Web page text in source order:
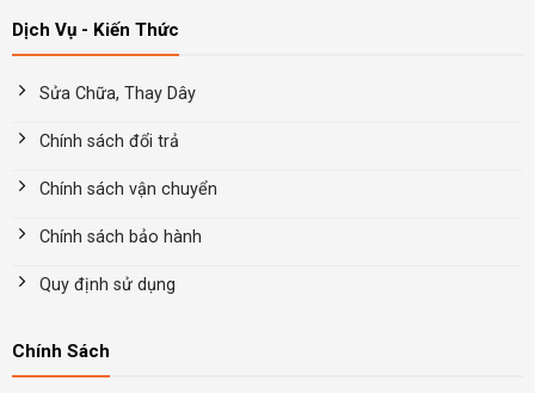
Dịch Vụ - Kiến Thức
Sửa Chữa, Thay Dây
Chính sách đổi trả
Chính sách vận chuyển
Chính sách bảo hành
Quy định sử dụng
Chính Sách